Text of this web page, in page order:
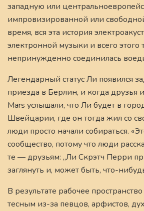
западную или
импровизированной или
время, вся эта история
электронной музыки и всего этого
непринужденно соединилась
Легендарный статус Ли появился
приезда в Берлин, и когда друзья
Mars услышали, что Ли будет в
Швейцарии, где он тогда жил со
люди просто начали собираться.
сообщество, потому что люди
те — друзьям: „Ли Скрэтч Перри
заглянуть и, может быть, что-
В результате рабочее пространство
тесным из-за певцов, арфистов,